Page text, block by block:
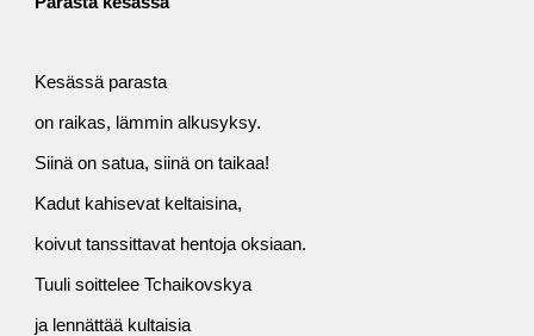
Kesässä parasta
on raikas, lämmin alkusyksy.
Siinä on satua, siinä on taikaa!
Kadut kahisevat keltaisina,
koivut tanssittavat hentoja oksiaan.
Tuuli soittelee Tchaikovskya
ja lennättää kultaisia